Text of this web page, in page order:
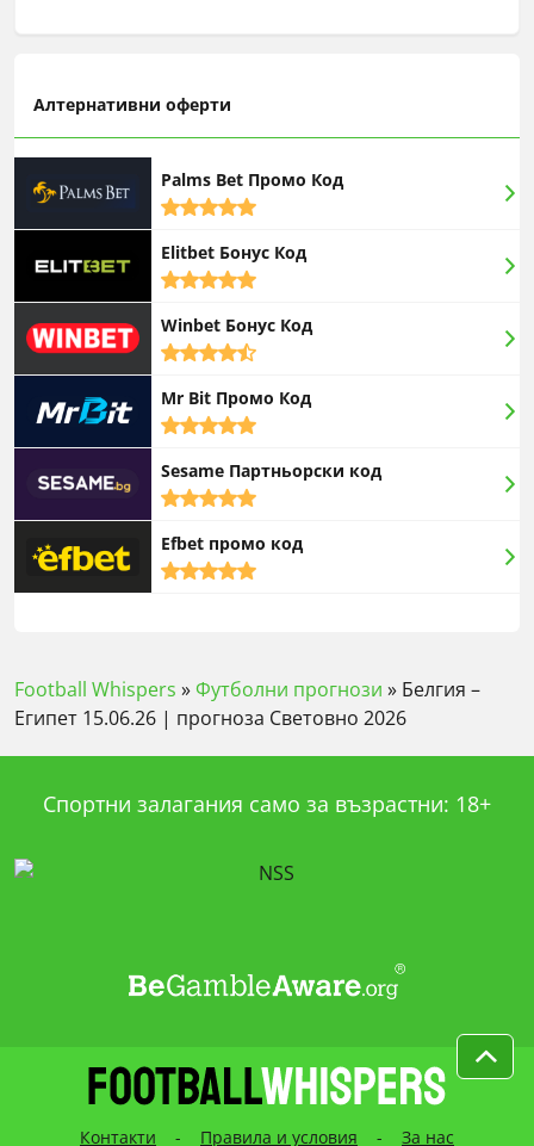
Алтернативни оферти
Palms Bet Промо Код
5,0
Elitbet Бонус Код
5,0
Winbet Бонус Код
4,5
Mr Bit Промо Код
5,0
Sesame Партньорски код
5,0
Efbet промо код
5,0
Football Whispers »Футболни прогнози » Белгия –
Египет 15.06.26 | прогноза Световно 2026
Спортни залагания само за възрастни: 18+
Контакти - Правила и условия - За нас